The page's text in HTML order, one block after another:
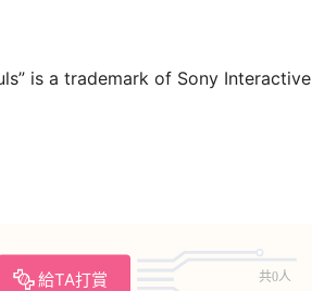
is a trademark of Sony Interactive
給TA打賞 共0人